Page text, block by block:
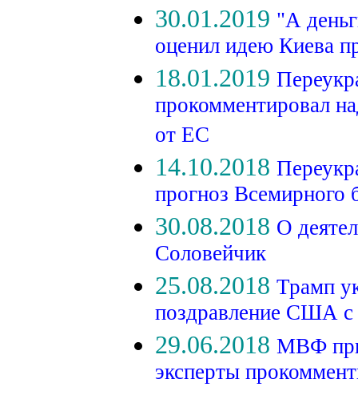
30.01.2019 "А
оценил идею Киева
18.01.2019
прокомментировал
от ЕС
14.10.2018
прогноз Всемирного
30.08.2018 О
Соловейчик
25.08.2018 Трамп
поздравление США
29.06.2018 МВФ
эксперты